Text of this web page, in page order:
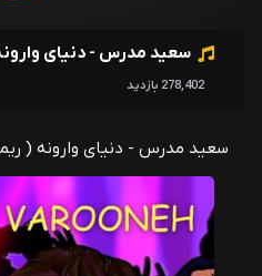
سعید مدرس - دنیای وارونه (
278,402 بازدید
سعید مدرس - دنیای وارونه (